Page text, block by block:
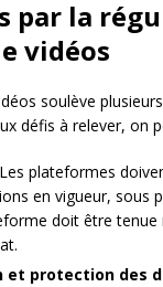
par la
vidéos
soulève
défis à relever, on
plateformes
en vigueur, sous
doit être tenue
et protection des